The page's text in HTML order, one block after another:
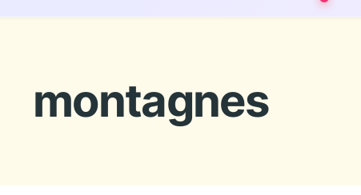
montagnes